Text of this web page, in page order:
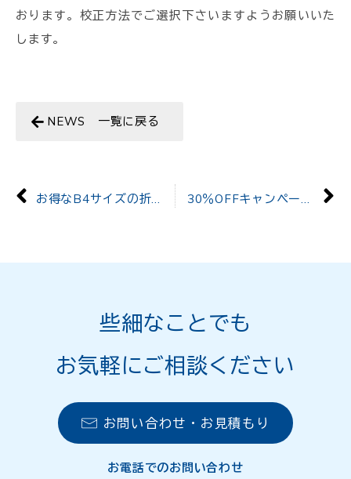
おります。校正方法でご選択下さいますようお願いいた
します。
NEWS 一覧に戻る
お得なB4サイズの折パンフレットにつきまして 30％OFFキャンペーン（巻三つ折りパンフレット）
些細なことでも
お気軽にご相談ください
お問い合わせ・お見積もり
お電話でのお問い合わせ